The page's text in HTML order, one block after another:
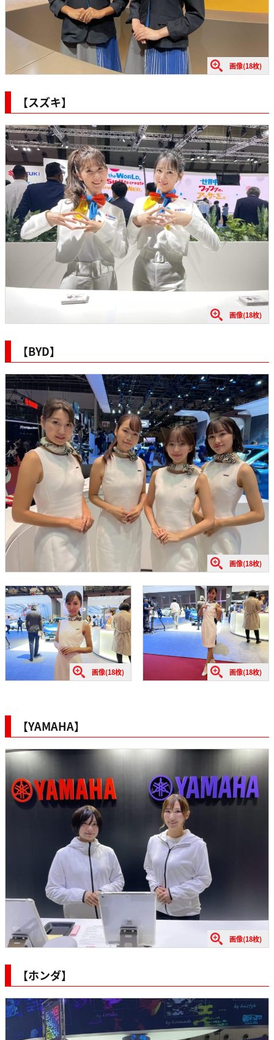
画像(18枚)
【スズキ】
画像(18枚)
【BYD】
画像(18枚)
画像(18枚) 画像(18枚)
【YAMAHA】
画像(18枚)
【ホンダ】